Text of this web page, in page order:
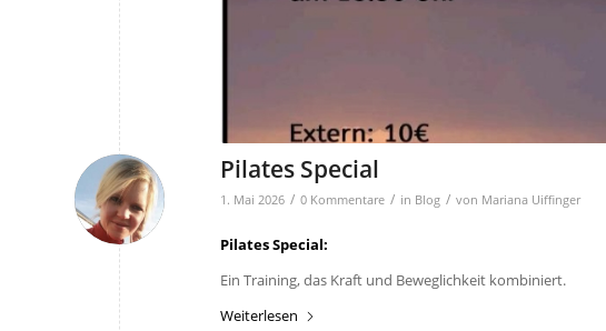
Pilates Special
1. Mai 2026 / 0 Kommentare / in Blog / von Mariana Uiffinger
Pilates Special:
Ein Training, das Kraft und Beweglichkeit kombiniert.
Weiterlesen